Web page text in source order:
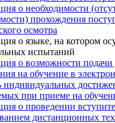
о необходимости
прохождения
осмотра
о языке, на котором
испытаний
о возможности подачи
на обучение в
индивидуальных
при приеме на
о проведении
дистанционных